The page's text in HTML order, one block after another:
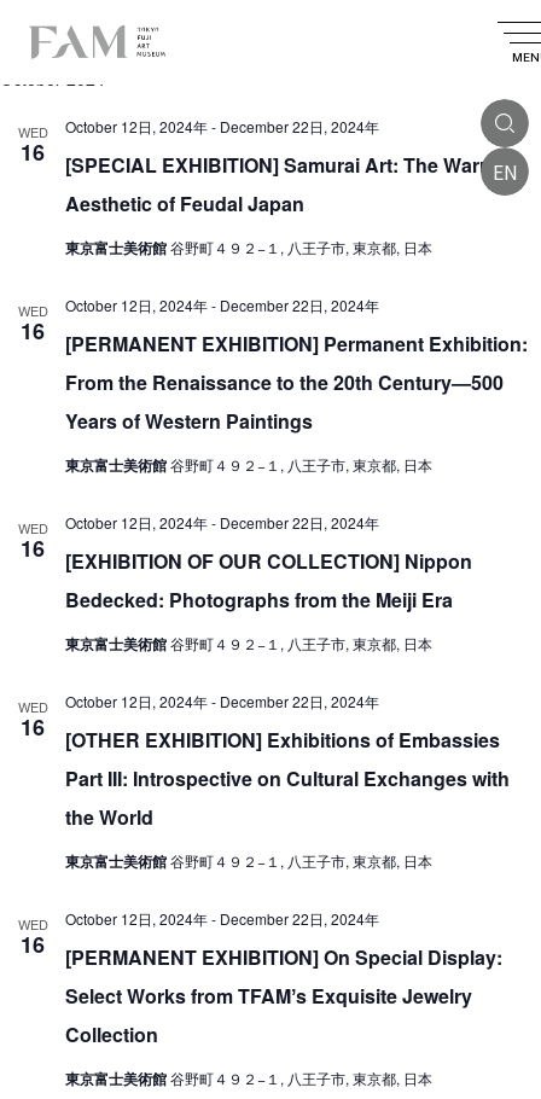
EN
e
t
r
c
V
N
a
t
i
h
E
v
n
t
V
N
L
i
t
2024.10.16 - 2025.03.24
lOctober 2024
WED
16
[SPECIAL EXHIBITION] Samurai Art: The Warrior
Aesthetic of Feudal Japan
October 12日, 2024年- December 22日, 2024年
東京富士美術館谷野町４９２−１, 八王子市, 東京都, 日本
WED
16
[PERMANENT EXHIBITION] Permanent Exhibition:
From the Renaissance to the 20th Century—500
Years of Western Paintings
October 12日, 2024年- December 22日, 2024年
東京富士美術館谷野町４９２−１, 八王子市, 東京都, 日本
WED
16
[EXHIBITION OF OUR COLLECTION] Nippon
Bedecked: Photographs from the Meiji Era
October 12日, 2024年- December 22日, 2024年
東京富士美術館谷野町４９２−１, 八王子市, 東京都, 日本
WED
16
[OTHER EXHIBITION] Exhibitions of Embassies
Part III: Introspective on Cultural Exchanges with
the World
October 12日, 2024年- December 22日, 2024年
東京富士美術館谷野町４９２−１, 八王子市, 東京都, 日本
WED
16
[PERMANENT EXHIBITION] On Special Display:
Select Works from TFAMʼs Exquisite Jewelry
Collection
October 12日, 2024年- December 22日, 2024年
東京富士美術館谷野町４９２−１, 八王子市, 東京都, 日本